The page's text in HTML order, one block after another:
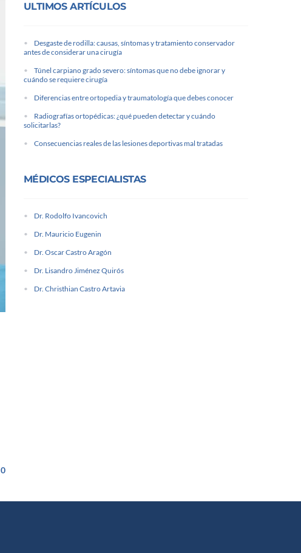
0
ULTIMOS ARTÍCULOS
Desgaste de rodilla: causas, síntomas y tratamiento conservador
antes de considerar una cirugía
Túnel carpiano grado severo: síntomas que no debe ignorar y
cuándo se requiere cirugía
Diferencias entre ortopedia y traumatología que debes conocer
Radiografías ortopédicas: ¿qué pueden detectar y cuándo
solicitarlas?
Consecuencias reales de las lesiones deportivas mal tratadas
MÉDICOS ESPECIALISTAS
Dr. Rodolfo Ivancovich
Dr. Mauricio Eugenin
Dr. Oscar Castro Aragón
Dr. Lisandro Jiménez Quirós
Dr. Christhian Castro Artavia